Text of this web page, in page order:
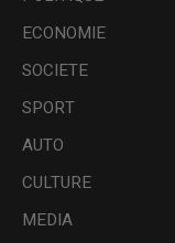
ECONOMIE
SOCIETE
SPORT
AUTO
CULTURE
MEDIA